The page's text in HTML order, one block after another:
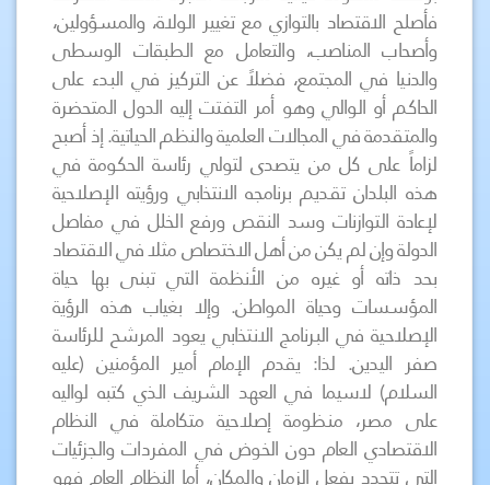
فأصلح الاقتصاد بالتوازي مع تغيير الولاة، والمسؤولين،
وأصحاب المناصب، والتعامل مع الطبقات الوسطى
والدنيا في المجتمع، فضلاً عن التركيز في البدء على
الحاكم أو الوالي وهو أمر التفتت إليه الدول المتحضرة
والمتقدمة في المجالات العلمية والنظم الحياتية. إذ أصبح
لزاماً على كل من يتصدى لتولي رئاسة الحكومة في
هذه البلدان تقديم برنامجه الانتخابي ورؤيته الإصلاحية
لإعادة التوازنات وسد النقص ورفع الخلل في مفاصل
الدولة وإن لم يكن من أهل الاختصاص مثلا في الاقتصاد
بحد ذاته أو غيره من الأنظمة التي تبنى بها حياة
المؤسسات وحياة المواطن. وإلا بغياب هذه الرؤية
الإصلاحية في البرنامج الانتخابي يعود المرشح للرئاسة
صفر اليدين. لذا: يقدم الإمام أمير المؤمنين (عليه
السلام) لاسيما في العهد الشريف الذي كتبه لواليه
على مصر، منظومة إصلاحية متكاملة في النظام
الاقتصادي العام دون الخوض في المفردات والجزئيات
التي تتجدد بفعل الزمان والمكان، أما النظام العام فهو